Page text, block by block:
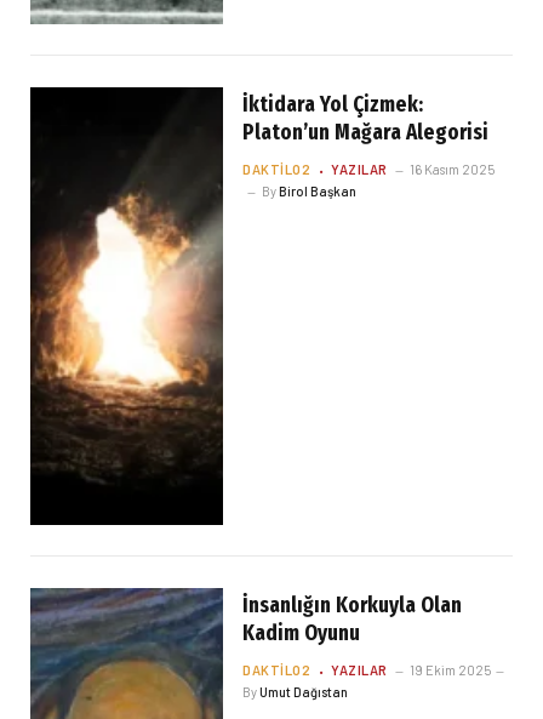
İktidara Yol Çizmek:
Platon’un Mağara Alegorisi
DAKTILO2 YAZILAR
16 Kasım 2025
ByBirol Başkan
İnsanlığın Korkuyla Olan
Kadim Oyunu
DAKTILO2 YAZILAR
19 Ekim 2025
ByUmut Dağıstan